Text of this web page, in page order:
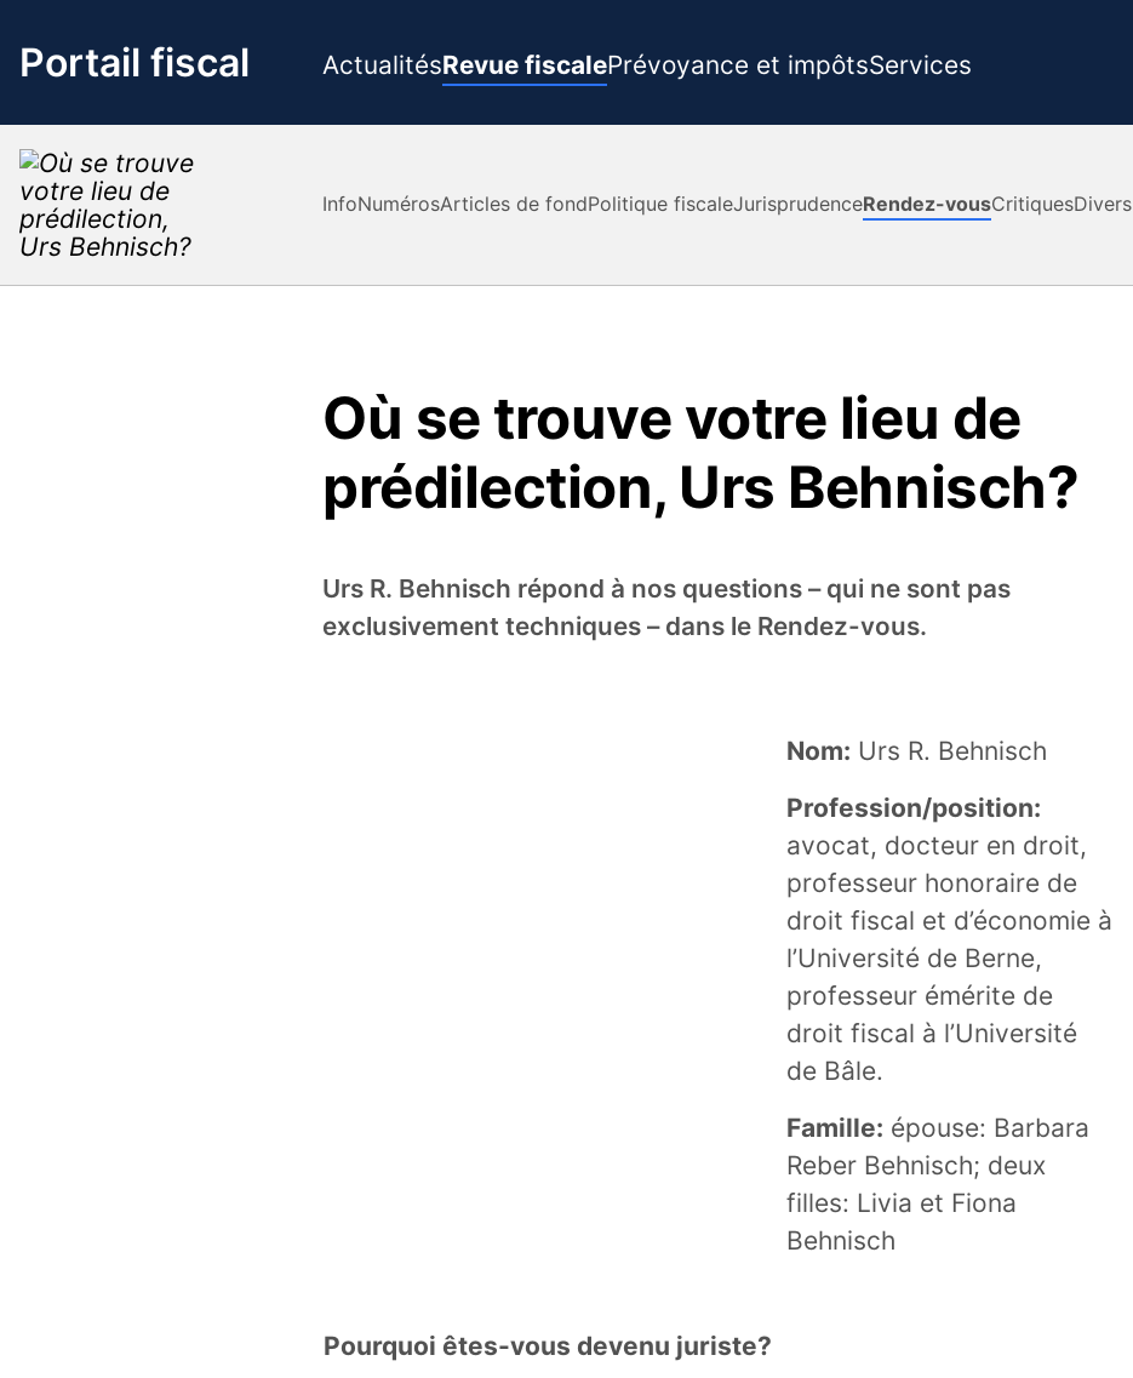
contenu
Portail fiscal ActualitésRevue fiscalePrévoyance et impôtsServices
InfoNumérosArticles de fondPolitique fiscaleJurisprudenceRendez-vousCritiquesDivers
Où se trouve votre lieu de
prédilection, Urs Behnisch?
Urs R. Behnisch répond à nos questions – qui ne sont pas
exclusivement techniques – dans le Rendez-vous.
Nom: Urs R. Behnisch
Profession/position:
avocat, docteur en droit,
professeur honoraire de
droit fiscal et d’économie à
l’Université de Berne,
professeur émérite de
droit fiscal à l’Université
de Bâle.
Famille: épouse: Barbara
Reber Behnisch; deux
filles: Livia et Fiona
Behnisch
Pourquoi êtes-vous devenu juriste?